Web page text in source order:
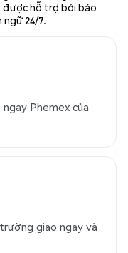
được hỗ trợ bởi bảo
24/7.
Phemex của
giao ngay và